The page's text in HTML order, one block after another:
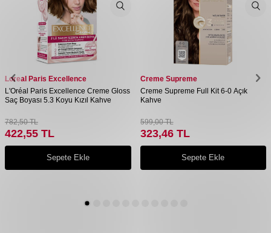
Loreal Paris Excellence
L'Oréal Paris Excellence Creme Gloss
Saç Boyası 5.3 Koyu Kızıl Kahve
782,50TL
422,55 TL
Sepete Ekle
Creme Supreme
Creme Supreme Full Kit 6-0 Açık
Kahve
599,00TL
323,46TL
Sepete Ekle